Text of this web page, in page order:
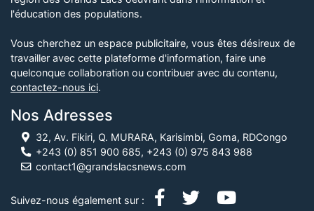
l'éducation des populations.
Vous cherchez un espace publicitaire, vous êtes désireux de
travailler avec cette plateforme d'information, faire une
quelconque collaboration ou contribuer avec du contenu,
contactez-nous ici.
Nos Adresses
32, Av. Fikiri, Q. MURARA, Karisimbi, Goma, RDCongo
+243 (0) 851 900 685, +243 (0) 975 843 988
contact1@grandslacsnews.com
Suivez-nous également sur :